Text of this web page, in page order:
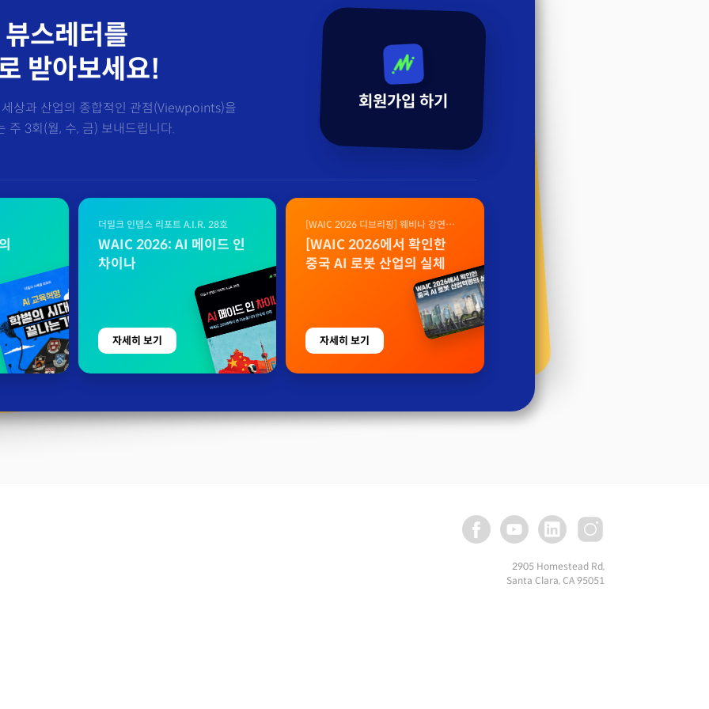
스레터를
받아보세요!
상과 산업의 종합적인 관점(Viewpoints)을
주 3회(월, 수, 금) 보내드립니다.
회원가입 하기
더밀크 인뎁스 리포트 A.I.R. 28호
WAIC 2026: AI 메이드 인
차이나
자세히 보기
[WAIC 2026 디브리핑] 웨비나 강연
자료
[WAIC 2026에서 확인한
중국 AI 로봇 산업의 실체
자세히 보기
2905 Homestead Rd,
Santa Clara, CA 95051